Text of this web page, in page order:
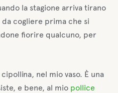
la stagione arriva tirano
cogliere prima che si
fiorire qualcuno, per
nel mio vaso. È una
e bene, al mio pollice